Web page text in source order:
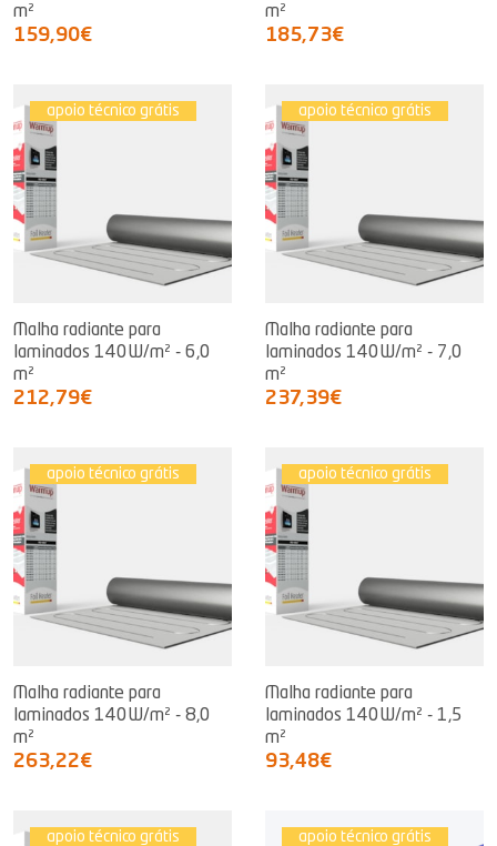
m²
159,90€
m²
185,73€
apoio técnico grátis
Malha radiante para
laminados 140W/m² - 6,0
m²
212,79€
apoio técnico grátis
Malha radiante para
laminados 140W/m² - 7,0
m²
237,39€
apoio técnico grátis
Malha radiante para
laminados 140W/m² - 8,0
m²
263,22€
apoio técnico grátis
Malha radiante para
laminados 140W/m² - 1,5
m²
93,48€
apoio técnico grátis apoio técnico grátis